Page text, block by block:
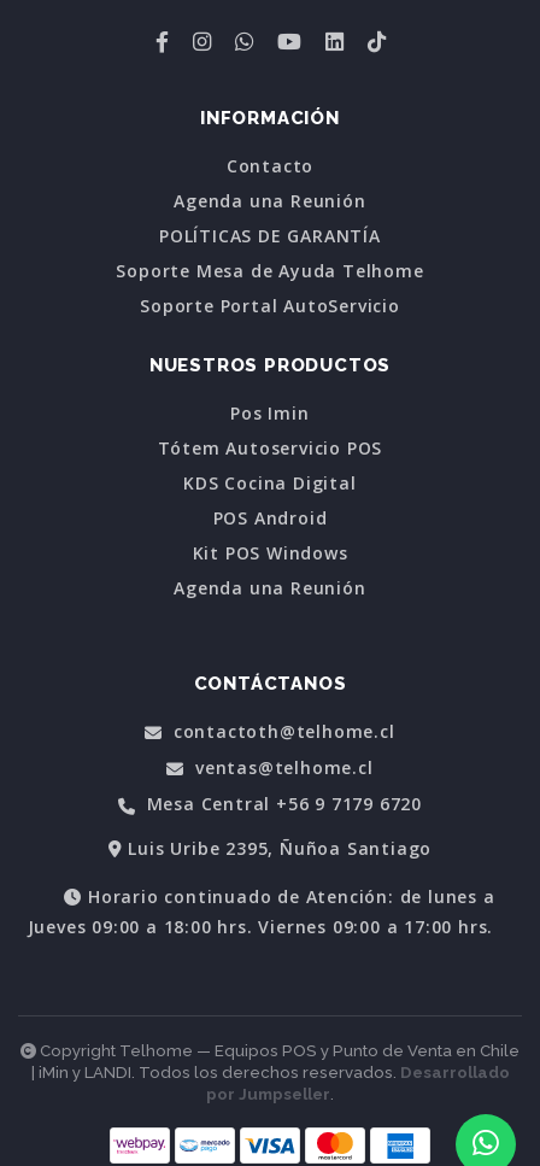
INFORMACIÓN
Contacto
Agenda una Reunión
POLÍTICAS DE GARANTÍA
Soporte Mesa de Ayuda Telhome
Soporte Portal AutoServicio
NUESTROS PRODUCTOS
Pos Imin
Tótem Autoservicio POS
KDS Cocina Digital
POS Android
Kit POS Windows
Agenda una Reunión
CONTÁCTANOS
contactoth@telhome.cl
ventas@telhome.cl
Mesa Central +56 9 7179 6720
Luis Uribe 2395, Ñuñoa Santiago
Horario continuado de Atención: de lunes a
Jueves 09:00 a 18:00 hrs. Viernes 09:00 a 17:00 hrs.
Copyright Telhome — Equipos POS y Punto de Venta en Chile
| iMin y LANDI. Todos los derechos reservados. Desarrollado
por Jumpseller